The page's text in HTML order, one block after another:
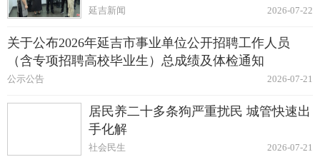
2026-07-22
延吉新闻
关于公布2026年延吉市事业单位公开招聘工作人员
（含专项招聘高校毕业生）总成绩及体检通知
2026-07-21
公示公告
居民养二十多条狗严重扰民 城管快速出
手化解
2026-07-21
社会民生